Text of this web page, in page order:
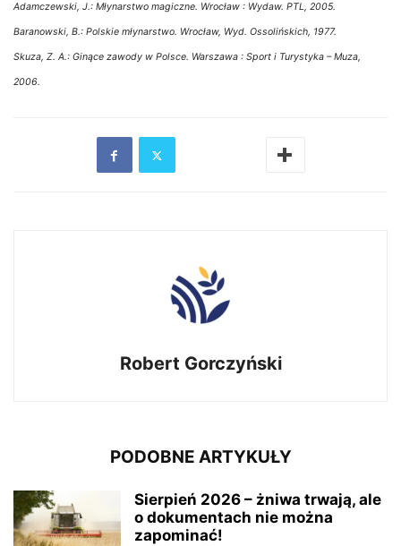
Adamczewski, J.: Młynarstwo magiczne. Wrocław : Wydaw. PTL, 2005.
Baranowski, B.: Polskie młynarstwo. Wrocław, Wyd. Ossolińskich, 1977.
Skuza, Z. A.: Ginące zawody w Polsce. Warszawa : Sport i Turystyka – Muza,
2006.
Robert Gorczyński
PODOBNE ARTYKUŁY
Sierpień 2026 – żniwa trwają, ale
o dokumentach nie można
zapominać!